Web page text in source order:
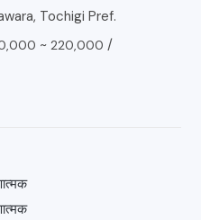
Tochigi Pref.
~ 220,000 /